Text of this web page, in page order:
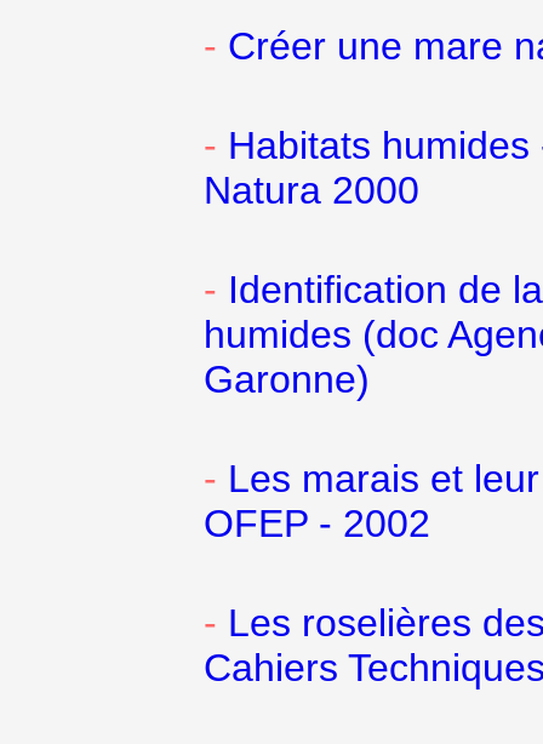
- Créer une mare
- Habitats
Natura 2000
- Identification de
humides (doc
Garonne)
- Les marais et
OFEP - 2002
- Les roselières
Cahiers